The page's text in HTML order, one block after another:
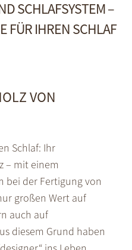
SCHLAF­SYSTEM –
FÜR IHREN SCHLAF
VON
Schlaf: Ihr
– mit einem
bei der Fertigung von
großen Wert auf
auch auf
diesem Grund haben